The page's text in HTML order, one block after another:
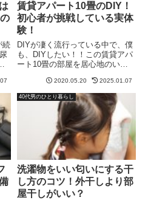
続
し
賃貸アパート10畳のDIY！
初心者が挑戦している実体
験！
DIYが凄く流行っている中で、僕
も、DIYしたい！！この賃貸アパ
ート10畳の部屋を居心地のいい
乗ってみたい気持ち満点で。でも
DIYって、何かおしゃれで、カッ
コいいものを作る！！と言うイメ
ージがあったんですよね！...
2020.05.20 2025.01.07
40代男のひとり暮らし
洗濯物をいい匂いにする干
し方のコツ！外干しより部
屋干しがいい？